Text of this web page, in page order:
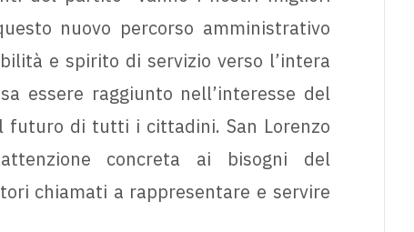
nuovo percorso amministrativo
e spirito di servizio verso l’intera
essere raggiunto nell’interesse del
futuro di tutti i cittadini. San Lorenzo
concreta ai bisogni del
chiamati a rappresentare e servire